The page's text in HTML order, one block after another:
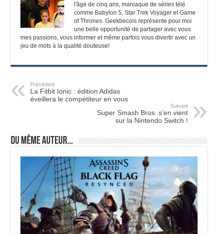
l'âge de cinq ans, maniaque de séries télé
comme Babylon 5, Star Trek Voyager et Game
of Thrones. Geekbecois représente pour moi
une belle opportunité de partager avec vous
mes passions, vous informer et même parfois vous divertir avec un
jeu de mots à la qualité douteuse!
Précédent
La Fitbit Ionic : édition Adidas
éveillera le compétiteur en vous
Suivant
Super Smash Bros. s’en vient
sur la Nintendo Switch !
Du même auteur...